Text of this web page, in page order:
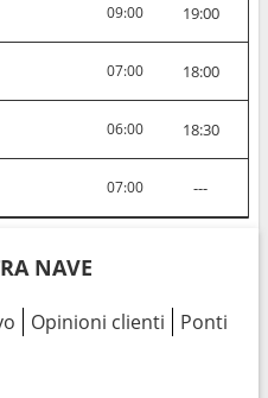
09:00 19:00
07:00 18:00
06:00 18:30
07:00 ---
NAVE
Opinioni clienti Ponti